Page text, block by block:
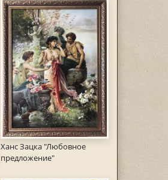
Ханс Зацка "Любовное
предложение"